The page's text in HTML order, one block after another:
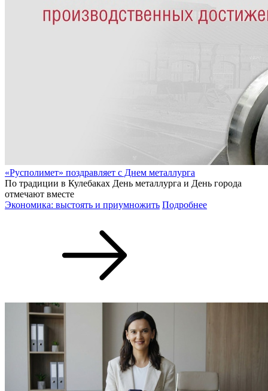
«Русполимет» поздравляет с Днем металлурга
По традиции в Кулебаках День металлурга и День города
отмечают вместе
Экономика: выстоять и приумножить Подробнее